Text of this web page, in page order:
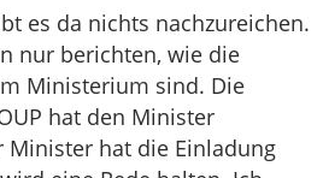
es da nichts nachzureichen.
nur berichten, wie die
Ministerium sind. Die
hat den Minister
Minister hat die Einladung